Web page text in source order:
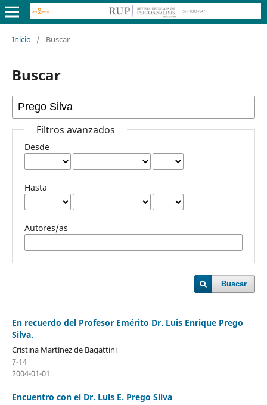
Inicio / Buscar
Buscar
Filtros avanzados
Desde
Hasta
Autores/as
Buscar
En recuerdo del Profesor Emérito Dr. Luis Enrique Prego
Silva.
Cristina Martínez de Bagattini
7-14
2004-01-01
Encuentro con el Dr. Luis E. Prego Silva